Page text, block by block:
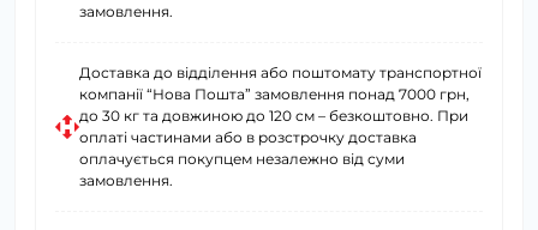
замовлення.
Доставка до відділення або поштомату транспортної
компанії “Нова Пошта” замовлення понад 7000 грн,
до 30 кг та довжиною до 120 см – безкоштовно. При
оплаті частинами або в розстрочку доставка
оплачується покупцем незалежно від суми
замовлення.